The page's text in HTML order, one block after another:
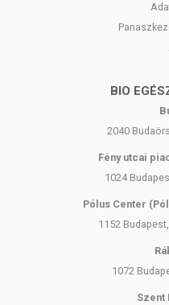
BIO
2040
Fény utcai
1024
Pólus Center
1152
1072
Szent